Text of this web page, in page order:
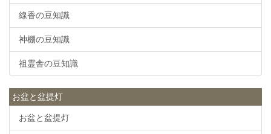
線香の豆知識
神棚の豆知識
祖霊舎の豆知識
お盆と盆提灯
お盆と盆提灯